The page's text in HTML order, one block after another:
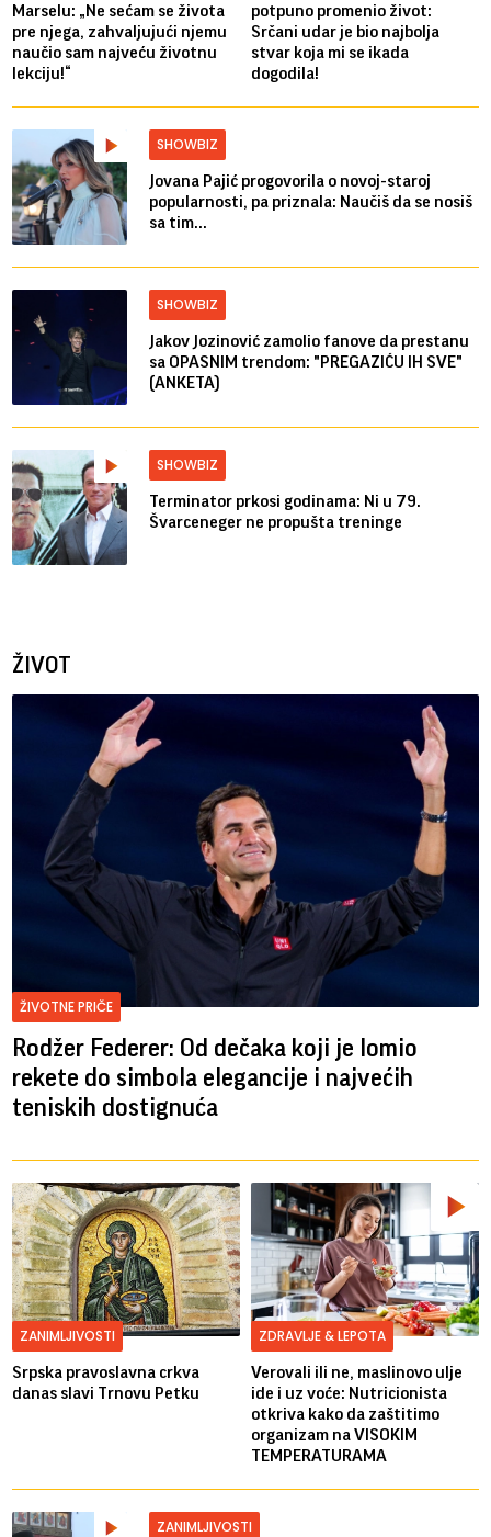
Marselu: „Ne sećam se života
pre njega, zahvaljujući njemu
naučio sam najveću životnu
lekciju!“
potpuno promenio život:
Srčani udar je bio najbolja
stvar koja mi se ikada
dogodila!
SHOWBIZ
Jovana Pajić progovorila o novoj-staroj
popularnosti, pa priznala: Naučiš da se nosiš
sa tim...
SHOWBIZ
Jakov Jozinović zamolio fanove da prestanu
sa OPASNIM trendom: "PREGAZIĆU IH SVE"
(ANKETA)
SHOWBIZ
Terminator prkosi godinama: Ni u 79.
Švarceneger ne propušta treninge
ŽIVOT
ŽIVOTNE PRIČE
Rodžer Federer: Od dečaka koji je lomio
rekete do simbola elegancije i najvećih
teniskih dostignuća
ZANIMLJIVOSTI
Srpska pravoslavna crkva
danas slavi Trnovu Petku
ZDRAVLJE & LEPOTA
Verovali ili ne, maslinovo ulje
ide i uz voće: Nutricionista
otkriva kako da zaštitimo
organizam na VISOKIM
TEMPERATURAMA
ZANIMLJIVOSTI